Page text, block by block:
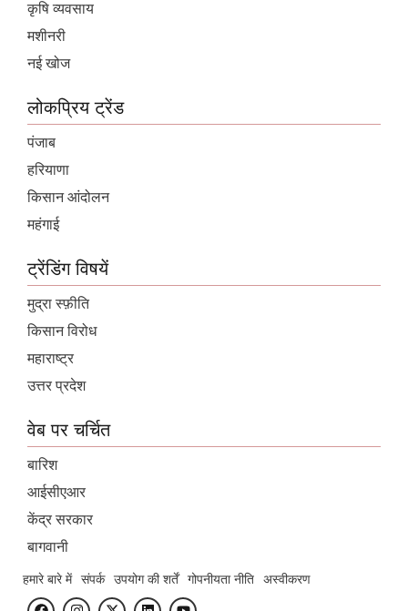
कृषि व्यवसाय
मशीनरी
नई खोज
लोकप्रिय ट्रेंड
पंजाब
हरियाणा
किसान आंदोलन
महंगाई
ट्रेंडिंग विषयें
मुद्रा स्फ़ीति
किसान विरोध
महाराष्ट्र
उत्तर प्रदेश
वेब पर चर्चित
बारिश
आईसीएआर
केंद्र सरकार
बागवानी
हमारे बारे में संपर्क उपयोग की शर्तें गोपनीयता नीति अस्वीकरण